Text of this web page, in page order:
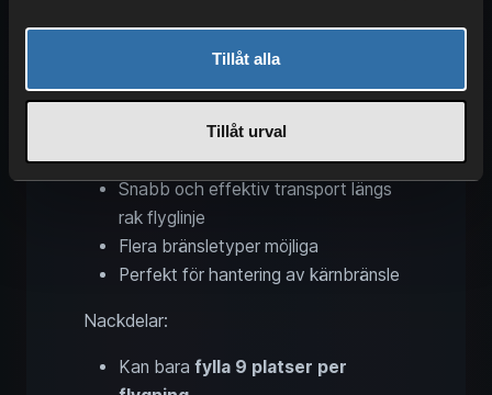
Tillåt alla
Tillåt urval
de starka, men de har sitt pris.
Inget rälsbyggande behövs
Snabb och effektiv transport längs
rak flyglinje
Flera bränsletyper möjliga
Perfekt för hantering av kärnbränsle
Nackdelar:
Kan bara fylla 9 platser per